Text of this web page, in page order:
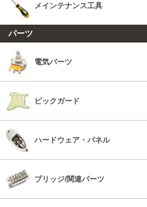
メインテナンス工具
パーツ
電気パーツ
ピックガード
ハードウェア・パネル
ブリッジ/関連パーツ